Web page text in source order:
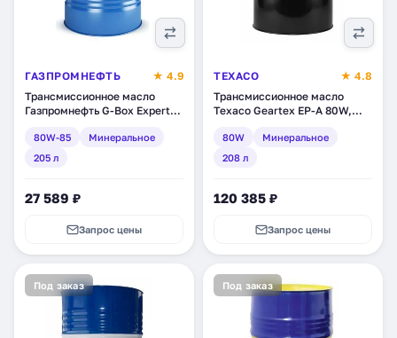
ГАЗПРОМНЕФТЬ
★ 4.9
Трансмиссионное масло
Газпромнефть G-Box Expert
205 л (253651686)
80W-85
Минеральное
205 л
27 589 ₽
Запрос цены
TEXACO
★ 4.8
Трансмиссионное масло
Texaco Geartex EP-A 80W,
(801950DEE)
80W
Минеральное
208 л
120 385 ₽
Запрос цены
Под заказ Под заказ